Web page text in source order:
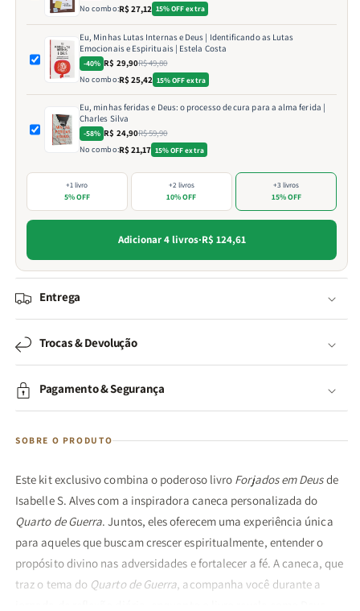
No combo:R$ 27,12 15% OFF extra
Eu, Minhas Lutas Internas e Deus | Identificando as Lutas
Emocionais e Espirituais | Estela Costa
-40% R$ 29,90R$ 49,80
No combo:R$ 25,42 15% OFF extra
Eu, minhas feridas e Deus: o processo de cura para a alma ferida |
Charles Silva
-58% R$ 24,90R$ 59,90
No combo:R$ 21,17 15% OFF extra
+1 livro
5% OFF
+2 livros
10% OFF
+3 livros
15% OFF
Adicionar 4 livros·R$ 124,61
Entrega
Trocas & Devolução
Pagamento & Segurança
SOBRE O PRODUTO
Este kit exclusivo combina o poderoso livro Forjados em Deusde
Isabelle S. Alves com a inspiradora caneca personalizada do
Quarto de Guerra. Juntos, eles oferecem uma experiência única
para aqueles que buscam crescer espiritualmente, entender o
propósito divino nas adversidades e fortalecer a fé. A caneca, que
traz o tema do Quarto de Guerra, acompanha você durante a